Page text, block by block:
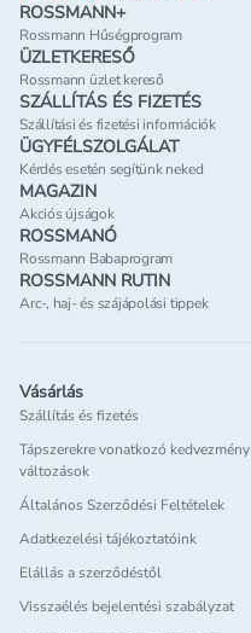
ROSSMANN+
Rossmann Hűségprogram
ÜZLETKERESŐ
Rossmann üzlet kereső
SZÁLLÍTÁS ÉS FIZETÉS
Szállítási és fizetési információk
ÜGYFÉLSZOLGÁLAT
Kérdés esetén segítünk neked
MAGAZIN
Akciós újságok
ROSSMANÓ
Rossmann Babaprogram
ROSSMANN RUTIN
Arc-, haj- és szájápolási tippek
Vásárlás
Szállítás és fizetés
Tápszerekre vonatkozó kedvezmény
változások
Általános Szerződési Feltételek
Adatkezelési tájékoztatóink
Elállás a szerződéstől
Visszaélés bejelentési szabályzat